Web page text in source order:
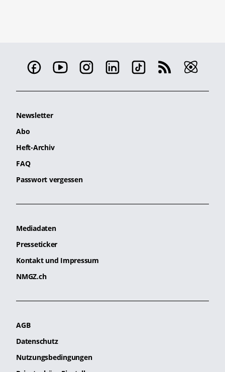
Newsletter
Abo
Heft-Archiv
FAQ
Passwort vergessen
Mediadaten
Presseticker
Kontakt und Impressum
NMGZ.ch
AGB
Datenschutz
Nutzungsbedingungen